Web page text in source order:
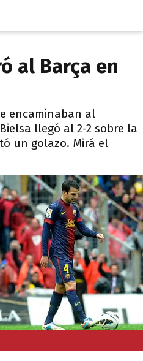
al Barça en
encaminaban al
llegó al 2-2 sobre la
un golazo. Mirá el